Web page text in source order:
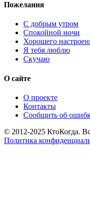
Пожелания
С добрым утром
Спокойной ночи
Хорошего
Я тебя люблю
Скучаю
О сайте
О проекте
Контакты
Сообщить об
© 2012-2025 КтоКогда.
Политика